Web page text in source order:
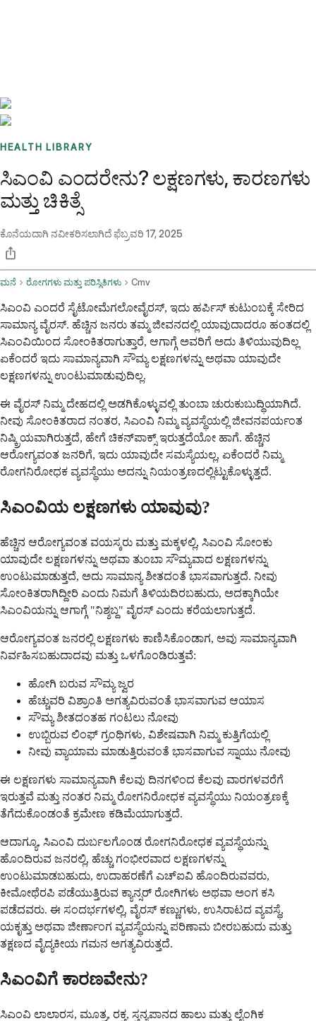
HEALTH LIBRARY
ಸಿಎಂವಿ ಎಂದರೇನು? ಲಕ್ಷಣಗಳು, ಕಾರಣಗಳು
ಮತ್ತು ಚಿಕಿತ್ಸೆ
ಕೊನೆಯದಾಗಿ ನವೀಕರಿಸಲಾಗಿದೆಫೆಬ್ರವರಿ 17, 2025
ಮನೆ ರೋಗಗಳು ಮತ್ತು ಪರಿಸ್ಥಿತಿಗಳು Cmv
ಸಿಎಂವಿ ಎಂದರೆ ಸೈಟೋಮೆಗಲೋವೈರಸ್, ಇದು ಹರ್ಪಿಸ್ ಕುಟುಂಬಕ್ಕೆ ಸೇರಿದ
ಸಾಮಾನ್ಯ ವೈರಸ್. ಹೆಚ್ಚಿನ ಜನರು ತಮ್ಮ ಜೀವನದಲ್ಲಿ ಯಾವುದಾದರೂ ಹಂತದಲ್ಲಿ
ಸಿಎಂವಿಯಿಂದ ಸೋಂಕಿತರಾಗುತ್ತಾರೆ, ಆಗಾಗ್ಗೆ ಅವರಿಗೆ ಅದು ತಿಳಿಯುವುದಿಲ್ಲ
ಏಕೆಂದರೆ ಇದು ಸಾಮಾನ್ಯವಾಗಿ ಸೌಮ್ಯ ಲಕ್ಷಣಗಳನ್ನು ಅಥವಾ ಯಾವುದೇ
ಲಕ್ಷಣಗಳನ್ನು ಉಂಟುಮಾಡುವುದಿಲ್ಲ.
ಈ ವೈರಸ್ ನಿಮ್ಮ ದೇಹದಲ್ಲಿ ಅಡಗಿಕೊಳ್ಳುವಲ್ಲಿ ತುಂಬಾ ಚುರುಕುಬುದ್ಧಿಯಾಗಿದೆ.
ನೀವು ಸೋಂಕಿತರಾದ ನಂತರ, ಸಿಎಂವಿ ನಿಮ್ಮ ವ್ಯವಸ್ಥೆಯಲ್ಲಿ ಜೀವನಪರ್ಯಂತ
ನಿಷ್ಕ್ರಿಯವಾಗಿರುತ್ತದೆ, ಹೇಗೆ ಚಿಕನ್‌ಪಾಕ್ಸ್ ಇರುತ್ತದೆಯೋ ಹಾಗೆ. ಹೆಚ್ಚಿನ
ಆರೋಗ್ಯವಂತ ಜನರಿಗೆ, ಇದು ಯಾವುದೇ ಸಮಸ್ಯೆಯಲ್ಲ, ಏಕೆಂದರೆ ನಿಮ್ಮ
ರೋಗನಿರೋಧಕ ವ್ಯವಸ್ಥೆಯು ಅದನ್ನು ನಿಯಂತ್ರಣದಲ್ಲಿಟ್ಟುಕೊಳ್ಳುತ್ತದೆ.
ಸಿಎಂವಿಯ ಲಕ್ಷಣಗಳು ಯಾವುವು?
ಹೆಚ್ಚಿನ ಆರೋಗ್ಯವಂತ ವಯಸ್ಕರು ಮತ್ತು ಮಕ್ಕಳಲ್ಲಿ, ಸಿಎಂವಿ ಸೋಂಕು
ಯಾವುದೇ ಲಕ್ಷಣಗಳನ್ನು ಅಥವಾ ತುಂಬಾ ಸೌಮ್ಯವಾದ ಲಕ್ಷಣಗಳನ್ನು
ಉಂಟುಮಾಡುತ್ತದೆ, ಅದು ಸಾಮಾನ್ಯ ಶೀತದಂತೆ ಭಾಸವಾಗುತ್ತದೆ. ನೀವು
ಸೋಂಕಿತರಾಗಿದ್ದೀರಿ ಎಂದು ನಿಮಗೆ ತಿಳಿಯದಿರಬಹುದು, ಅದಕ್ಕಾಗಿಯೇ
ಸಿಎಂವಿಯನ್ನು ಆಗಾಗ್ಗೆ "ನಿಶ್ಶಬ್ದ" ವೈರಸ್ ಎಂದು ಕರೆಯಲಾಗುತ್ತದೆ.
ಆರೋಗ್ಯವಂತ ಜನರಲ್ಲಿ ಲಕ್ಷಣಗಳು ಕಾಣಿಸಿಕೊಂಡಾಗ, ಅವು ಸಾಮಾನ್ಯವಾಗಿ
ನಿರ್ವಹಿಸಬಹುದಾದವು ಮತ್ತು ಒಳಗೊಂಡಿರುತ್ತವೆ:
ಹೋಗಿ ಬರುವ ಸೌಮ್ಯ ಜ್ವರ
ಹೆಚ್ಚುವರಿ ವಿಶ್ರಾಂತಿ ಅಗತ್ಯವಿರುವಂತೆ ಭಾಸವಾಗುವ ಆಯಾಸ
ಸೌಮ್ಯ ಶೀತದಂತಹ ಗಂಟಲು ನೋವು
ಉಬ್ಬಿರುವ ಲಿಂಫ್ ಗ್ರಂಥಿಗಳು, ವಿಶೇಷವಾಗಿ ನಿಮ್ಮ ಕುತ್ತಿಗೆಯಲ್ಲಿ
ನೀವು ವ್ಯಾಯಾಮ ಮಾಡುತ್ತಿರುವಂತೆ ಭಾಸವಾಗುವ ಸ್ನಾಯು ನೋವು
ಈ ಲಕ್ಷಣಗಳು ಸಾಮಾನ್ಯವಾಗಿ ಕೆಲವು ದಿನಗಳಿಂದ ಕೆಲವು ವಾರಗಳವರೆಗೆ
ಇರುತ್ತವೆ ಮತ್ತು ನಂತರ ನಿಮ್ಮ ರೋಗನಿರೋಧಕ ವ್ಯವಸ್ಥೆಯು ನಿಯಂತ್ರಣಕ್ಕೆ
ತೆಗೆದುಕೊಂಡಂತೆ ಕ್ರಮೇಣ ಕಡಿಮೆಯಾಗುತ್ತದೆ.
ಆದಾಗ್ಯೂ, ಸಿಎಂವಿ ದುರ್ಬಲಗೊಂಡ ರೋಗನಿರೋಧಕ ವ್ಯವಸ್ಥೆಯನ್ನು
ಹೊಂದಿರುವ ಜನರಲ್ಲಿ, ಹೆಚ್ಚು ಗಂಭೀರವಾದ ಲಕ್ಷಣಗಳನ್ನು
ಉಂಟುಮಾಡಬಹುದು, ಉದಾಹರಣೆಗೆ ಎಚ್ಐವಿ ಹೊಂದಿರುವವರು,
ಕೀಮೋಥೆರಪಿ ಪಡೆಯುತ್ತಿರುವ ಕ್ಯಾನ್ಸರ್ ರೋಗಿಗಳು ಅಥವಾ ಅಂಗ ಕಸಿ
ಪಡೆದವರು. ಈ ಸಂದರ್ಭಗಳಲ್ಲಿ, ವೈರಸ್ ಕಣ್ಣುಗಳು, ಉಸಿರಾಟದ ವ್ಯವಸ್ಥೆ,
ಯಕೃತ್ತು ಅಥವಾ ಜೀರ್ಣಾಂಗ ವ್ಯವಸ್ಥೆಯನ್ನು ಪರಿಣಾಮ ಬೀರಬಹುದು ಮತ್ತು
ತಕ್ಷಣದ ವೈದ್ಯಕೀಯ ಗಮನ ಅಗತ್ಯವಿರುತ್ತದೆ.
ಸಿಎಂವಿಗೆ ಕಾರಣವೇನು?
ಸಿಎಂವಿ ಲಾಲಾರಸ, ಮೂತ್ರ, ರಕ್ತ, ಸ್ತನ್ಯಪಾನದ ಹಾಲು ಮತ್ತು ಲೈಂಗಿಕ